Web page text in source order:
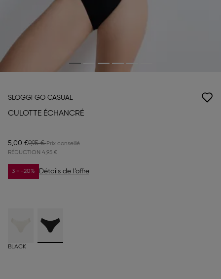
SLOGGI GO CASUAL
CULOTTE ÉCHANCRÉ
5,00 €9,95 €
RÉDUCTION 4,95 €
3 = -20% Détails de l’offre
BLACK